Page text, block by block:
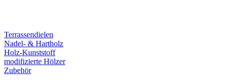
Terrassendielen
Nadel- & Hartholz
Holz-Kunststoff
modifizierte Hölzer
Zubehör